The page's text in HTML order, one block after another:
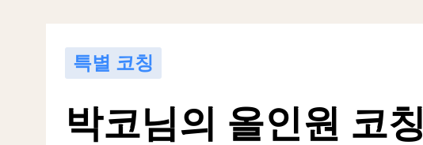
특별 코칭
박코님의 올인원 코칭